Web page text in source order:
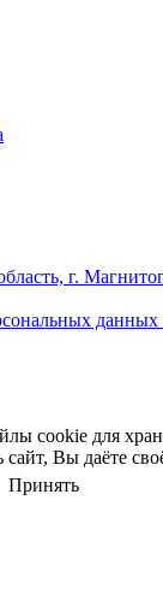
г.
данных
cookie для
Вы даёте
Принять